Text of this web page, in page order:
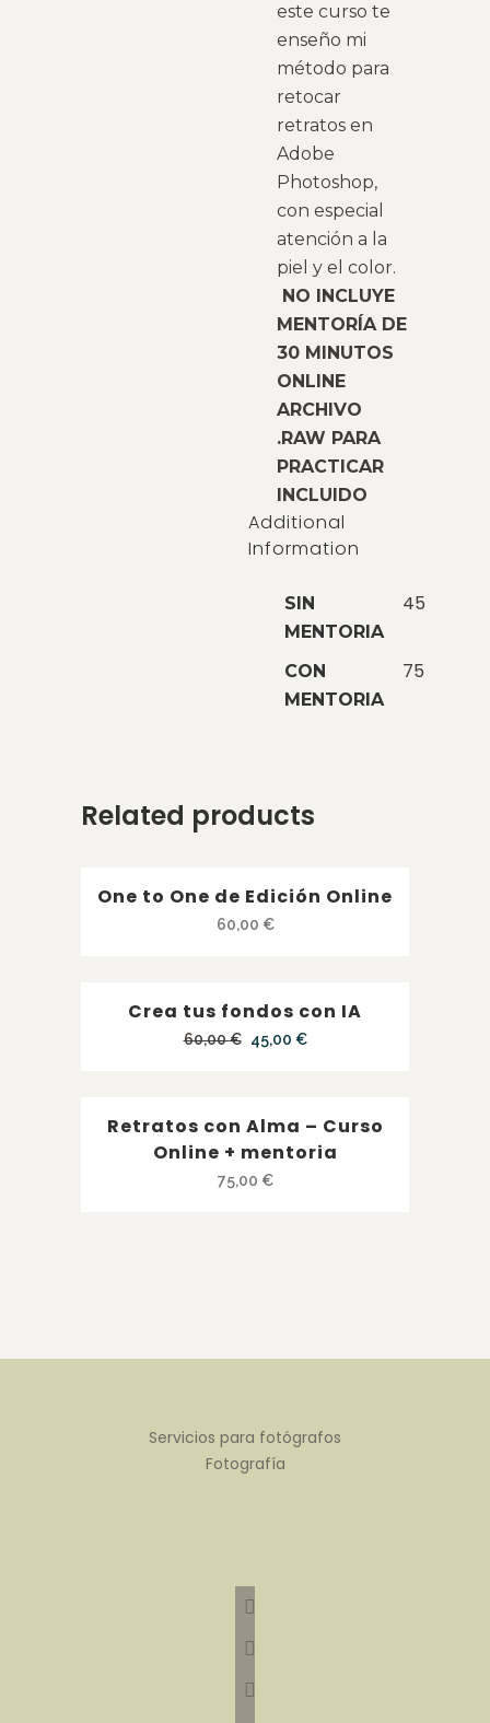
este curso te
enseño mi
método para
retocar
retratos en
Adobe
Photoshop,
con especial
atención a la
piel y el color.
NO INCLUYE
MENTORÍA DE
30 MINUTOS
ONLINE
ARCHIVO
.RAW PARA
PRACTICAR
INCLUIDO
Additional
Information
SIN
MENTORIA
45
CON
MENTORIA
75
Related products
One to One de Edición Online
60,00 €
Crea tus fondos con IA
60,00€ El
era:
60,00 €.
45,00 €El
es:
45,00 €.
Retratos con Alma – Curso
Online + mentoria
75,00 €
Servicios para fotógrafos
Fotografía